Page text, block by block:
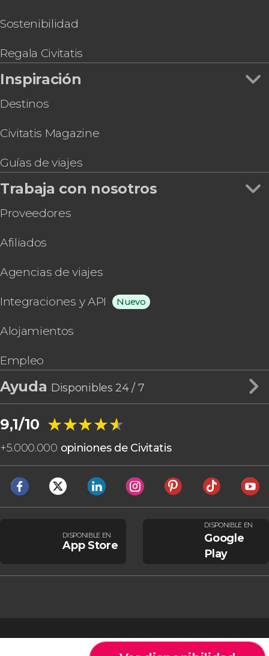
Tour por Callao y Fortaleza Real Felipe
peruanos de paso
Tour por las iglesias de Lima
Convento de Santo Domingo + Casa del Oidor o
Sostenibilidad
Regala Civitatis
Inspiración
Destinos
Civitatis Magazine
Guías de viajes
Trabaja con nosotros
Proveedores
Afiliados
Agencias de viajes
Integraciones y API Nuevo
Alojamientos
Empleo
Ayuda Disponibles 24 / 7
9,1/10 ★★★★★
★★★★★
+5.000.000 opiniones de Civitatis
DISPONIBLE EN
App Store
DISPONIBLE EN
Google
Play